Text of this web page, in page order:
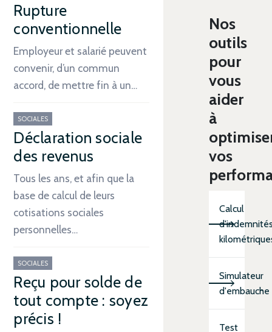
Rupture
conventionnelle
Employeur et salarié peuvent
convenir, d’un commun
accord, de mettre fin à un…
SOCIALES
Déclaration sociale
des revenus
Tous les ans, et afin que la
base de calcul de leurs
cotisations sociales
personnelles…
SOCIALES
Reçu pour solde de
tout compte : soyez
précis !
Nos
outils
pour
vous
aider
à
vos
Calcul
Simulateur
d'embauche
Test